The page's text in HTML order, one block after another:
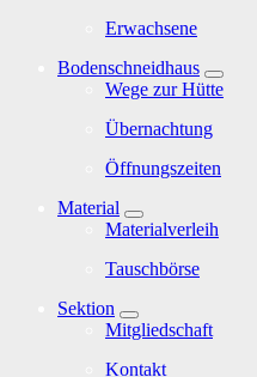
Erwachsene
Bodenschneidhaus
Wege zur Hütte
Übernachtung
Öffnungszeiten
Material
Materialverleih
Tauschbörse
Sektion
Mitgliedschaft
Kontakt